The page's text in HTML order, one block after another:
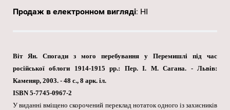
Продаж в електронном вигляді: НІ
Віт Ян. Спогади з мого перебування у Перемишлі під час
російської облоги 1914-1915 рр.: Пер. І. М. Сагана. - Львів:
Каменяр, 2003. - 48 с., 8 арк. іл.
ISBN 5-7745-0967-2
У виданні вміщено скорочений переклад нотаток одного із захисників